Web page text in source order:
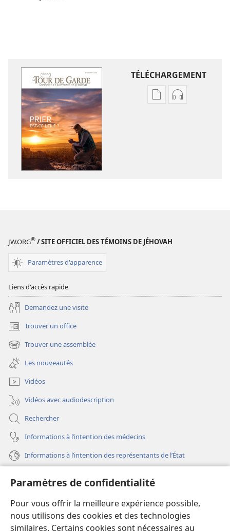
Paramètres de confidentialité
Pour vous offrir la meilleure expérience possible,
nous utilisons des cookies et des technologies
similaires. Certains cookies sont nécessaires au
TÉLÉCHARGEMENT
OptionsOptions
JW.ORG® / SITE OFFICIEL DES TÉMOINS DE JÉHOVAH
Paramètres d'apparence
Liens d'accès rapide
Demandez une visite
Trouver un office
(ouvre
une
nouvelle
fenêtre)
Trouver une assemblée
(ouvre
une
nouvelle
fenêtre)
Les nouveautés
Vidéos
Vidéos avec audiodescription
Rechercher
Informations à l’intention des médecins
Informations à l’intention des représentants de l’État
(ouvre
une
nouvelleBibliothèque en ligne